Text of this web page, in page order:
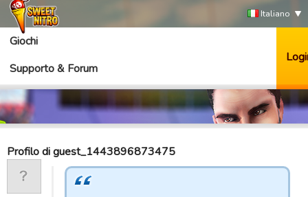
Italiano
Giochi
Supporto & Forum
Profilo di guest_1443896873475